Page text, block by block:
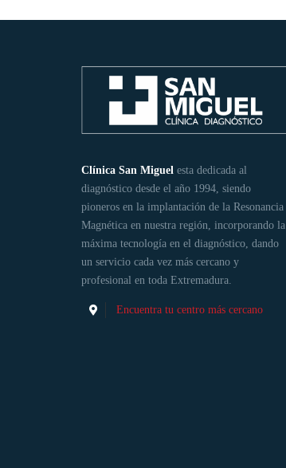
Clínica San Miguel esta dedicada al
diagnóstico desde el año 1994, siendo
pioneros en la implantación de la Resonancia
Magnética en nuestra región, incorporando la
máxima tecnología en el diagnóstico, dando
un servicio cada vez más cercano y
profesional en toda Extremadura.
Encuentra tu centro más cercano